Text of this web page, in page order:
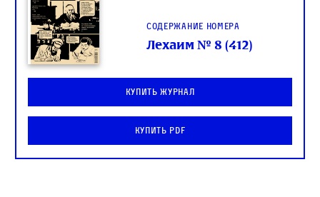
Содержание номера
Лехаим № 8 (412)
Купить журнал
Купить PDF